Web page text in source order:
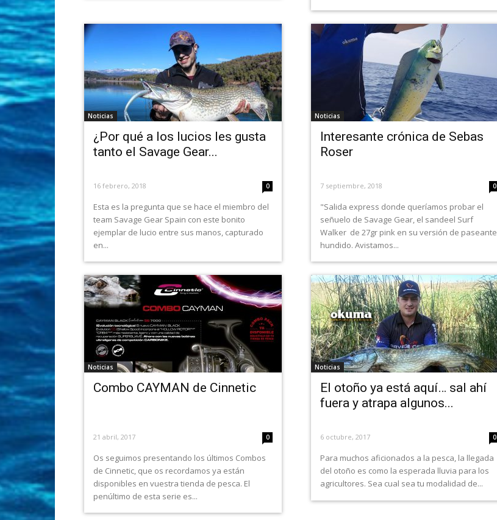
Noticias
¿Por qué a los lucios les gusta
tanto el Savage Gear...
16 febrero, 2018 0
Esta es la pregunta que se hace el miembro del
team Savage Gear Spain con este bonito
ejemplar de lucio entre sus manos, capturado
en...
Noticias
Interesante crónica de Sebas
Roser
7 septiembre, 2018 0
"Salida express donde queríamos probar el
señuelo de Savage Gear, el sandeel Surf
Walker de 27gr pink en su versión de paseante
hundido. Avistamos...
Noticias
Combo CAYMAN de Cinnetic
21 abril, 2017 0
Os seguimos presentando los últimos Combos
de Cinnetic, que os recordamos ya están
disponibles en vuestra tienda de pesca. El
penúltimo de esta serie es...
Noticias
El otoño ya está aquí… sal ahí
fuera y atrapa algunos...
6 octubre, 2017 0
Para muchos aficionados a la pesca, la llegada
del otoño es como la esperada lluvia para los
agricultores. Sea cual sea tu modalidad de...